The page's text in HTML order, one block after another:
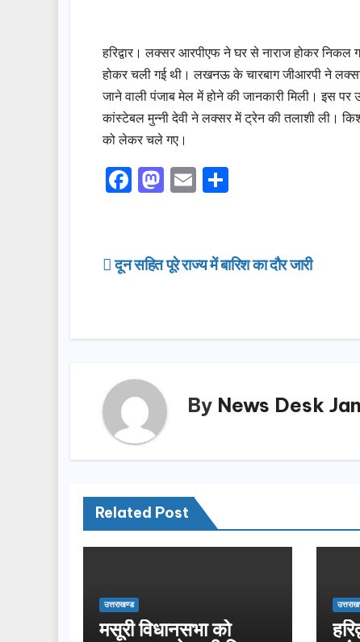
हरिद्वार। लक्सर आरपीएफ ने घर से नाराज होकर
होकर चली गई थी। लखनऊ के चारबाग जीआरपी ने लक्सर
जाने वाली पंजाब मेल में होने की जानकारी मिली। इस पर
कांस्टेबल मुन्नी देवी ने लक्सर में ट्रेन की तलाशी ली।
को लेकर चले गए।
F
e
o
M
o
d
n
E
e
Post
दून सहित पूरे राज्य में बारिश का दौर जारी
By News Desk
Related Post
उत्तराखण्ड
मसूरी विधानसभा को